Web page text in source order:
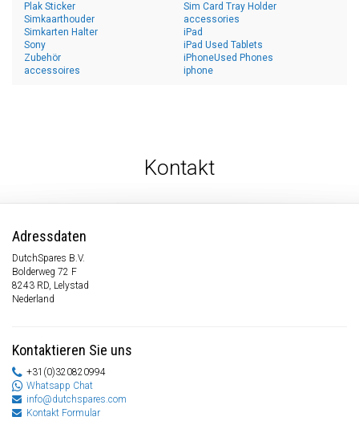
Plak Sticker
Sim Card Tray Holder
Simkaarthouder
Simkarten Halter
Sony
Zubehör
accessoires
accessories
iPad
iPad Used Tablets
iPhoneUsed Phones
iphone
Kontakt
Adressdaten
DutchSpares B.V.
Bolderweg 72 F
8243 RD, Lelystad
Nederland
Kontaktieren Sie uns
+31(0)320820994
Whatsapp Chat
info@dutchspares.com
Kontakt Formular